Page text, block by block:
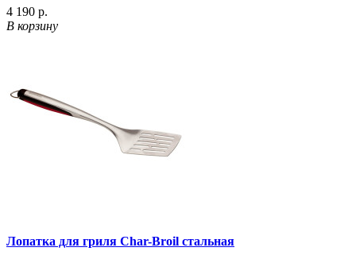
4 190 р.
В корзину
Лопатка для гриля Char-Broil стальная